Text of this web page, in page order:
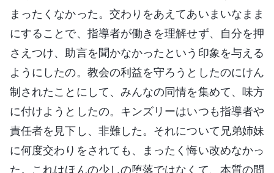
まったくなかった。交わりをあえてあいまいなまま
にすることで、指導者が働きを理解せず、自分を押
さえつけ、助言を聞かなかったという印象を与える
ようにしたの。教会の利益を守ろうとしたのにけん
制されたことにして、みんなの同情を集めて、味方
に付けようとしたの。キンズリーはいつも指導者や
責任者を見下し、非難した。それについて兄弟姉妹
に何度交わりをされても、まったく悔い改めなかっ
た。これはほんの少しの堕落ではなくて、本質の問